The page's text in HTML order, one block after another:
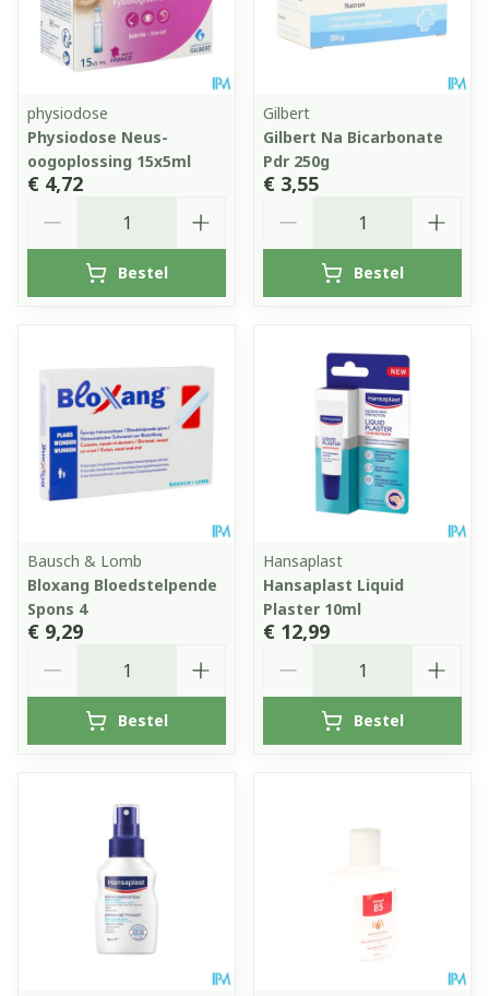
physiodose
Physiodose Neus-
oogoplossing 15x5ml
€ 4,72
Bestel
Gilbert
Gilbert Na Bicarbonate
Pdr 250g
€ 3,55
Bestel
Bausch & Lomb
Bloxang Bloedstelpende
Spons 4
€ 9,29
Bestel
Hansaplast
Hansaplast Liquid
Plaster 10ml
€ 12,99
Bestel